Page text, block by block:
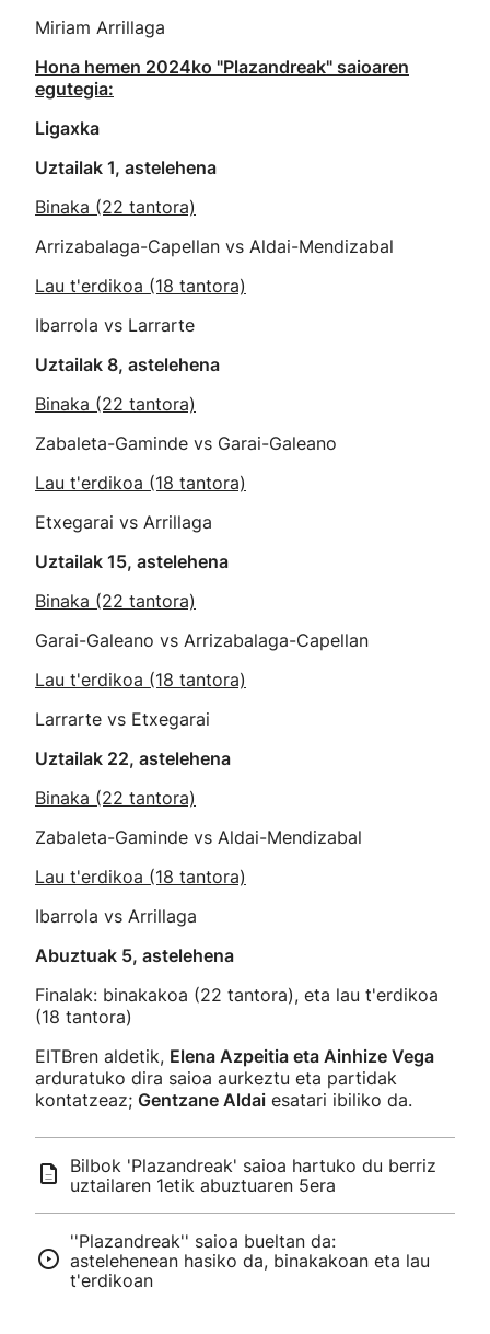
Miriam Arrillaga
Hona hemen 2024ko "Plazandreak" saioaren
egutegia:
Ligaxka
Uztailak 1, astelehena
Binaka (22 tantora)
Arrizabalaga-Capellan vs Aldai-Mendizabal
Lau t'erdikoa (18 tantora)
Ibarrola vs Larrarte
Uztailak 8, astelehena
Binaka (22 tantora)
Zabaleta-Gaminde vs Garai-Galeano
Lau t'erdikoa (18 tantora)
Etxegarai vs Arrillaga
Uztailak 15, astelehena
Binaka (22 tantora)
Garai-Galeano vs Arrizabalaga-Capellan
Lau t'erdikoa (18 tantora)
Larrarte vs Etxegarai
Uztailak 22, astelehena
Binaka (22 tantora)
Zabaleta-Gaminde vs Aldai-Mendizabal
Lau t'erdikoa (18 tantora)
Ibarrola vs Arrillaga
Abuztuak 5, astelehena
Finalak: binakakoa (22 tantora), eta lau t'erdikoa
(18 tantora)
EITBren aldetik, Elena Azpeitia eta Ainhize Vega
arduratuko dira saioa aurkeztu eta partidak
kontatzeaz; Gentzane Aldai esatari ibiliko da.
Bilbok 'Plazandreak' saioa hartuko du berriz
uztailaren 1etik abuztuaren 5era
''Plazandreak'' saioa bueltan da:
astelehenean hasiko da, binakakoan eta lau
t'erdikoan